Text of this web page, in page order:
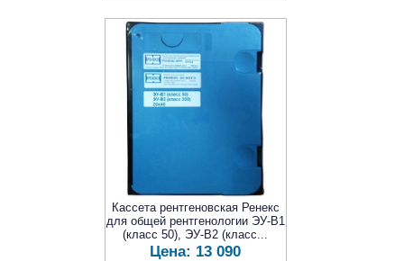
Кассета рентгеновская Ренекс
для общей рентгенологии ЭУ-В1
(класс 50), ЭУ-В2 (класс...
Цена: 13 090